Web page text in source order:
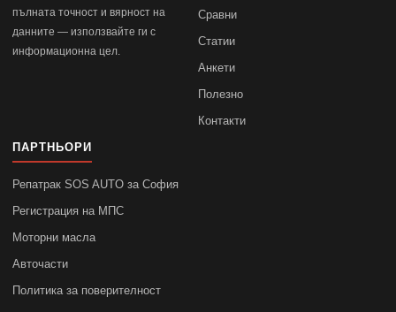
пълната точност и вярност на
данните — използвайте ги с
информационна цел.
Сравни
Статии
Анкети
Полезно
Контакти
ПАРТНЬОРИ
Репатрак SOS AUTO за София
Регистрация на МПС
Моторни масла
Авточасти
Политика за поверителност